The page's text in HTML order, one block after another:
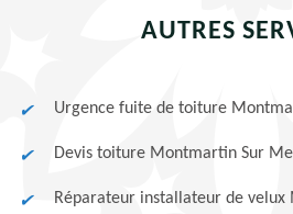
AUTRES
Urgence fuite de toiture
Devis toiture Montmartin Sur
Réparateur installateur de